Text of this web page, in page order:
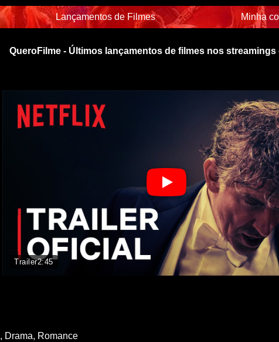
Lançamentos de Filmes Minha
QueroFilme - Últimos lançamentos de filmes nos streamings
Trailer2:45
, Drama, Romance